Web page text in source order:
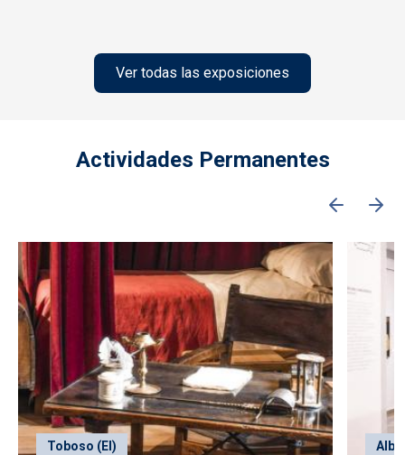
Ver todas las exposiciones
Actividades Permanentes
Toboso (El)